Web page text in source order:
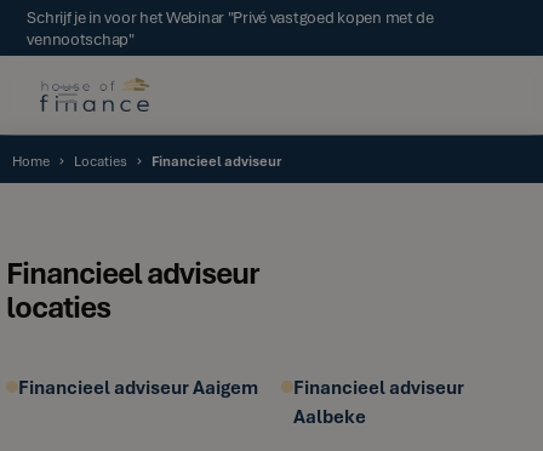
Schrijf je in voor het Webinar "Privé vastgoed kopen met de
vennootschap"
Home Locaties Financieel adviseur
Financieel adviseur
locaties
Financieel adviseur Aaigem
Financieel adviseur
Aalbeke